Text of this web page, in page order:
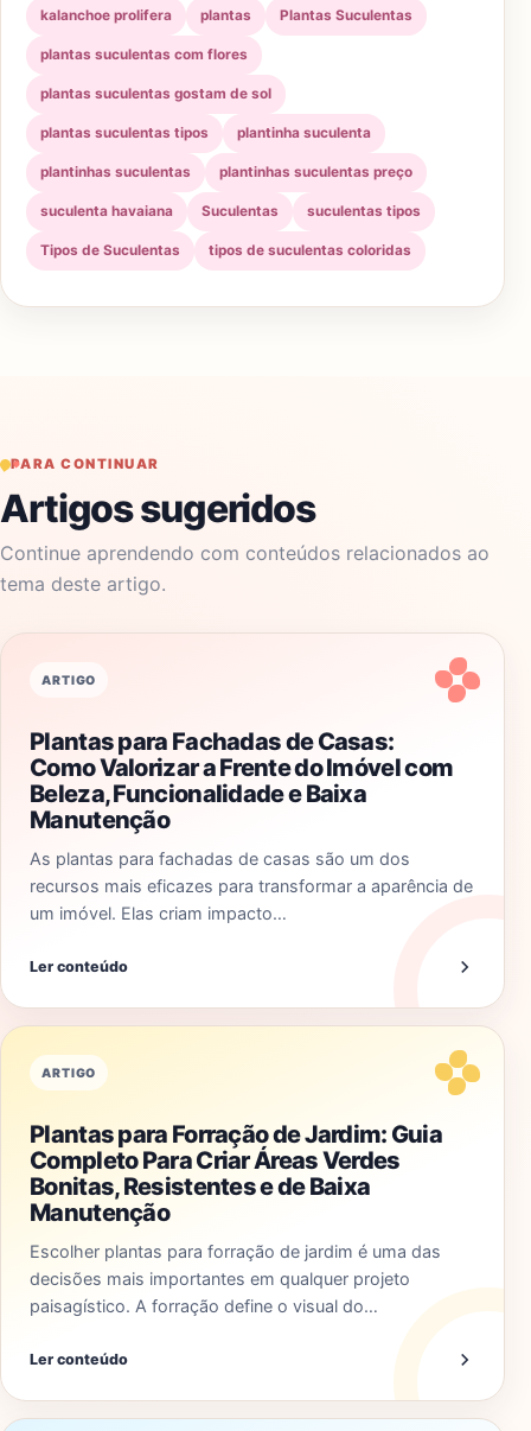
kalanchoe prolifera plantas Plantas Suculentas
plantas suculentas com flores
plantas suculentas gostam de sol
plantas suculentas tipos plantinha suculenta
plantinhas suculentas plantinhas suculentas preço
suculenta havaiana Suculentas suculentas tipos
Tipos de Suculentas tipos de suculentas coloridas
PARA CONTINUAR
Artigos sugeridos
Continue aprendendo com conteúdos relacionados ao
tema deste artigo.
ARTIGO
Plantas para Fachadas de Casas:
Como Valorizar a Frente do Imóvel com
Beleza, Funcionalidade e Baixa
Manutenção
As plantas para fachadas de casas são um dos
recursos mais eficazes para transformar a aparência de
um imóvel. Elas criam impacto…
Ler conteúdo
ARTIGO
Plantas para Forração de Jardim: Guia
Completo Para Criar Áreas Verdes
Bonitas, Resistentes e de Baixa
Manutenção
Escolher plantas para forração de jardim é uma das
decisões mais importantes em qualquer projeto
paisagístico. A forração define o visual do…
Ler conteúdo